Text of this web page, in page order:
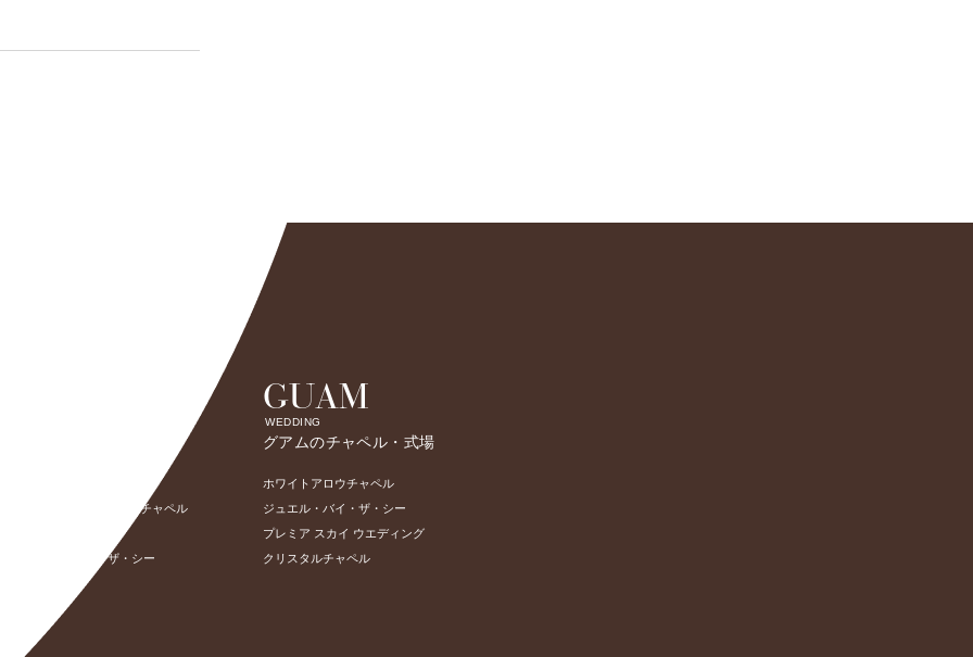
ザ・ダイヤモンドヘッドチャペル
ザ・テラス バイ・ザ・シー
GUAM
WEDDING
グアムのチャペル・式場
ホワイトアロウチャペル
ジュエル・バイ・ザ・シー
プレミア スカイ ウエディング
クリスタルチャペル